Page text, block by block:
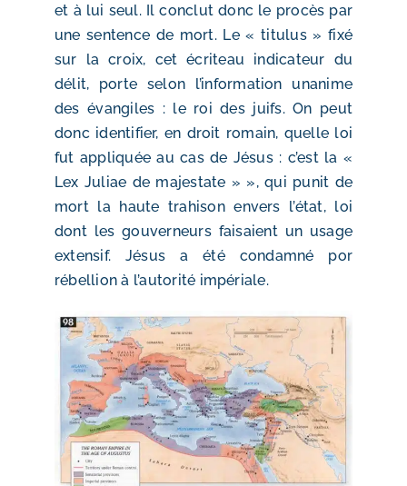
et à lui seul. Il conclut donc le procès par
une sentence de mort. Le « titulus » fixé
sur la croix, cet écriteau indicateur du
délit, porte selon l’information unanime
des évangiles : le roi des juifs. On peut
donc identifier, en droit romain, quelle loi
fut appliquée au cas de Jésus : c’est la «
Lex Juliae de majestate » », qui punit de
mort la haute trahison envers l’état, loi
dont les gouverneurs faisaient un usage
extensif. Jésus a été condamné por
rébellion à l’autorité impériale.